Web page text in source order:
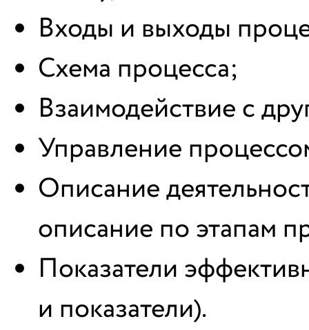
Входы и выходы
Схема процесса;
Взаимодействие с
Управление
Описание
описание по этапам
Показатели
и показатели).